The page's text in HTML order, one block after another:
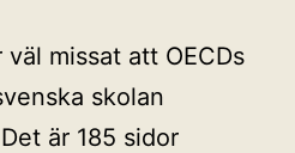
missat att OECDs
skolan
är 185 sidor